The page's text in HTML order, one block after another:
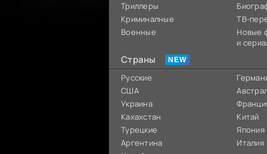
Триллеры
Криминалные
Военные
ТВ-
Новые
и
Страны
Русские
США
Украина
Кахахстан
Турецкие
Аргентина
Китай
Япония
Италия